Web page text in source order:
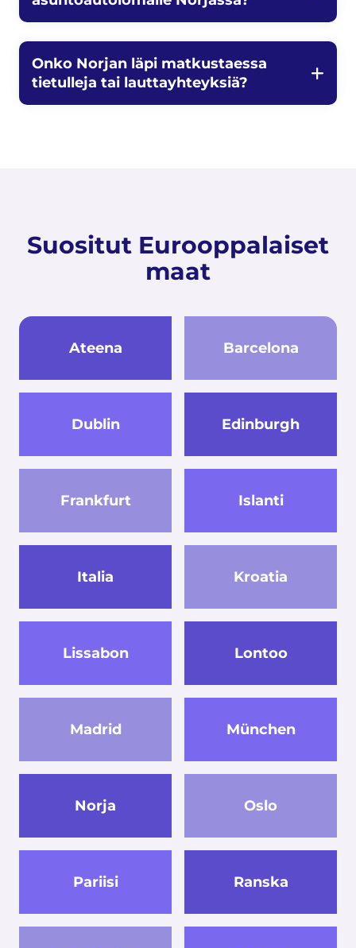
Onko Norjan läpi matkustaessa
tietulleja tai lauttayhteyksiä?
Suositut Eurooppalaiset
maat
Ateena Barcelona
Dublin Edinburgh
Frankfurt Islanti
Italia Kroatia
Lissabon Lontoo
Madrid München
Norja Oslo
Pariisi Ranska